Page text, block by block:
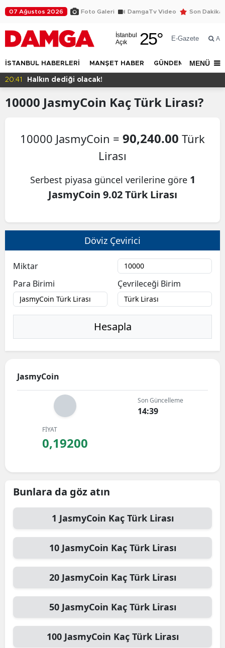
07 Ağustos 2026 Foto Galeri DamgaTv Video Son Dakika
İstanbul
Açık
25° E-Gazete Ara
İSTANBUL HABERLERİ MANŞET HABER GÜNDEM DÜNYA
MENÜ
20:41 Halkın dediği olacak!
10000 JasmyCoin Kaç Türk Lirası?
10000 JasmyCoin = 90,240.00 Türk
Lirası
Serbest piyasa güncel verilerine göre 1
JasmyCoin 9.02 Türk Lirası
Döviz Çevirici
Miktar
Para Birimi
Çevrileceği Birim
Hesapla
JasmyCoin
Son Güncelleme
14:39
FİYAT
0,19200
Bunlara da göz atın
1 JasmyCoin Kaç Türk Lirası
10 JasmyCoin Kaç Türk Lirası
20 JasmyCoin Kaç Türk Lirası
50 JasmyCoin Kaç Türk Lirası
100 JasmyCoin Kaç Türk Lirası